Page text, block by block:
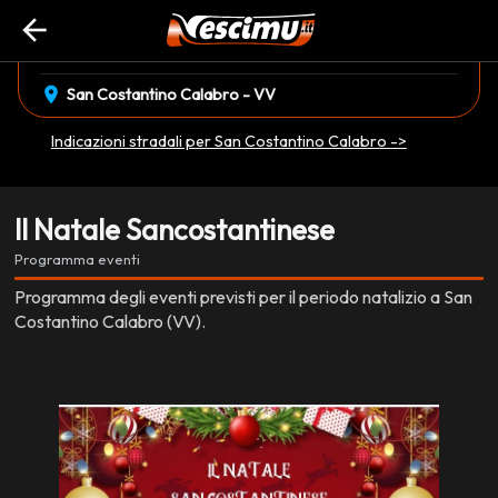
arrow_back
EVENTO CONCLUSO
• 06 Gennaio
location_on San Costantino Calabro - VV
Indicazioni stradali per San Costantino Calabro ->
Il Natale Sancostantinese
Programma eventi
Programma degli eventi previsti per il periodo natalizio a San
Costantino Calabro (VV).